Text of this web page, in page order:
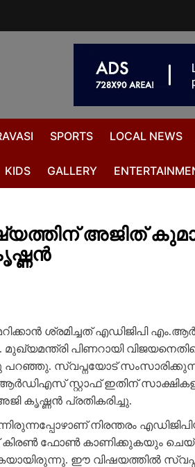
SPORTS LOCAL NEWS
KIDS GALLERY
അജിത്
ശ്രമിച്ചത് എഡിജിപി
പിണറായി
സ്വപ്നയോട്
സ്റ്റാഫ് ഇതിന്
കൃഷ്ണന്‍ പ്രതികരിച്ചു.
നിരന്തരം
കിരൺ ഫോൺ കാണിക്കുകയും
ഈ വിഷയത്തിൽ